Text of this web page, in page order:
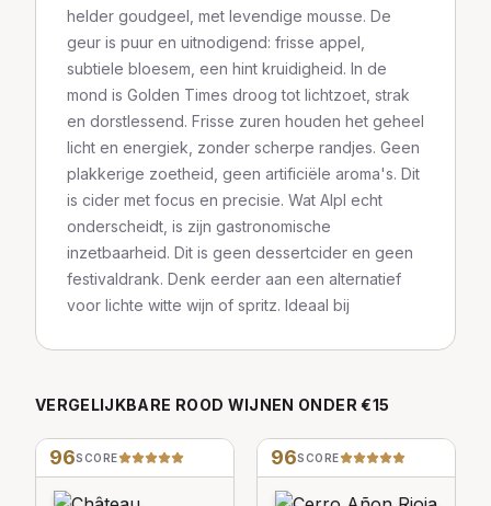
helder goudgeel, met levendige mousse. De
geur is puur en uitnodigend: frisse appel,
subtiele bloesem, een hint kruidigheid. In de
mond is Golden Times droog tot lichtzoet, strak
en dorstlessend. Frisse zuren houden het geheel
licht en energiek, zonder scherpe randjes. Geen
plakkerige zoetheid, geen artificiële aroma's. Dit
is cider met focus en precisie. Wat Alpl echt
onderscheidt, is zijn gastronomische
inzetbaarheid. Dit is geen dessertcider en geen
festivaldrank. Denk eerder aan een alternatief
voor lichte witte wijn of spritz. Ideaal bij
VERGELIJKBARE ROOD WIJNEN ONDER €15
96SCORE 96SCORE